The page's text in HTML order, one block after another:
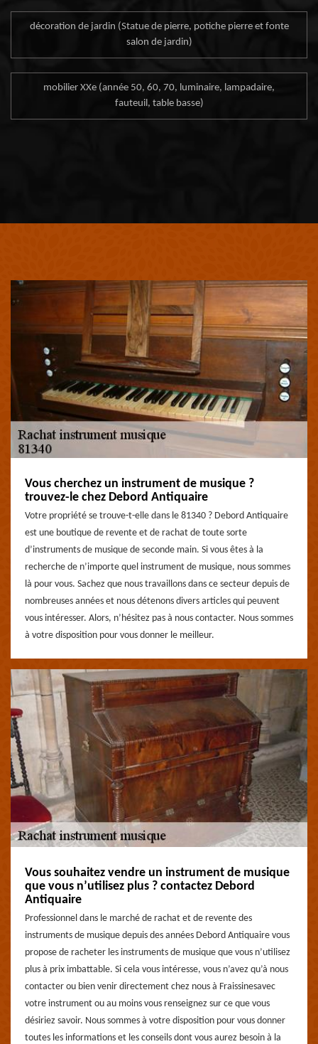
décoration de jardin (Statue de pierre, potiche pierre et fonte
salon de jardin)
mobilier XXe (année 50, 60, 70, luminaire, lampadaire,
fauteuil, table basse)
Vous cherchez un instrument de musique ?
trouvez-le chez Debord Antiquaire
Votre propriété se trouve-t-elle dans le 81340 ? Debord Antiquaire
est une boutique de revente et de rachat de toute sorte
d’instruments de musique de seconde main. Si vous êtes à la
recherche de n’importe quel instrument de musique, nous sommes
là pour vous. Sachez que nous travaillons dans ce secteur depuis de
nombreuses années et nous détenons divers articles qui peuvent
vous intéresser. Alors, n’hésitez pas à nous contacter. Nous sommes
à votre disposition pour vous donner le meilleur.
Vous souhaitez vendre un instrument de musique
que vous n’utilisez plus ? contactez Debord
Antiquaire
Professionnel dans le marché de rachat et de revente des
instruments de musique depuis des années Debord Antiquaire vous
propose de racheter les instruments de musique que vous n’utilisez
plus à prix imbattable. Si cela vous intéresse, vous n’avez qu’à nous
contacter ou bien venir directement chez nous à Fraissinesavec
votre instrument ou au moins vous renseignez sur ce que vous
désiriez savoir. Nous sommes à votre disposition pour vous donner
toutes les informations et les conseils dont vous aurez besoin à la